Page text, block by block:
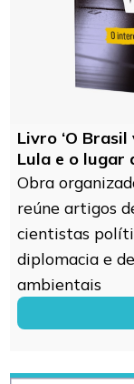
Livro ‘O
Lula e o lugar
Obra
reúne artigos
cientistas
diplomacia e
ambientais